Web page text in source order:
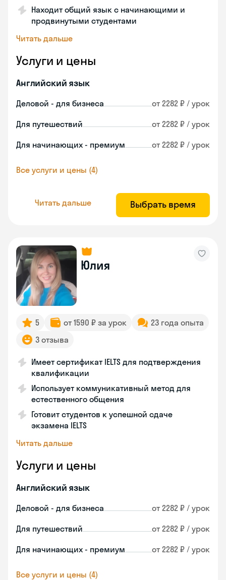
Находит общий язык с начинающими и
продвинутыми студентами
Читать дальше
Услуги и цены
Английский язык
Деловой - для бизнеса от 2282 ₽ / урок
Для путешествий от 2282 ₽ / урок
Для начинающих - премиум от 2282 ₽ / урок
Все услуги и цены (4)
Читать дальше Выбрать время
Юлия
5 от 1590 ₽ за урок
23 года опыта
3 отзыва
Имеет сертификат IELTS для подтверждения
квалификации
Использует коммуникативный метод для
естественного общения
Готовит студентов к успешной сдаче
экзамена IELTS
Читать дальше
Услуги и цены
Английский язык
Деловой - для бизнеса от 2282 ₽ / урок
Для путешествий от 2282 ₽ / урок
Для начинающих - премиум от 2282 ₽ / урок
Все услуги и цены (4)